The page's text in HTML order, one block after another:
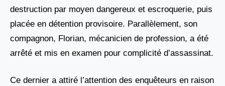
destruction par moyen dangereux et escroquerie, puis
placée en détention provisoire. Parallèlement, son
compagnon, Florian, mécanicien de profession, a été
arrêté et mis en examen pour complicité d’assassinat.
Ce dernier a attiré l’attention des enquêteurs en raison